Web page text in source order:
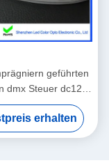
geführten
dmx Steuer dc12v
30led dmx
erhalten